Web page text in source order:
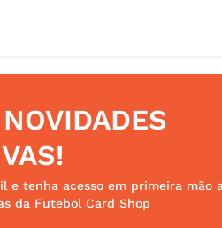
e tenha acesso em primeira mão
da Futebol Card Shop